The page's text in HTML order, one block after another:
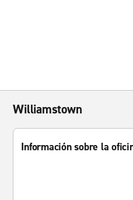
Williamstown
Información sobre la